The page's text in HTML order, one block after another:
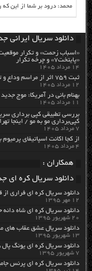
محمد: درود بر شما از این
دانلود سریال ایرانی
«اسباب زحمت» و تکرار
«پایتخت۷» و چرخه تکرار
۱۴ مرداد ۱۴۰۵
ثبت ۷۵۹ اثر از مراسم وداع و تشییع رهبر شهید انقلاب
۱۲ مرداد ۱۴۰۵
بهنام بانی در آمریکا: موج
۱۱ مرداد ۱۴۰۵
بررسی تطبیقی کپی برداری
کپی‌برداری مو به مو / اینجا
۷ مرداد ۱۴۰۵
از کجا اکانت اسپاتیفای پرمیوم بخریم؟ معرفی ۴
۴ مرداد ۱۴۰۵
همکاران :
دانلود سریال کره ای
دانلود سریال کره ای فراری
۱۲ مهر ۱۳۹۵
دانلود سریال کره ای شاه دائه جو جوان ۲۰۰۷ با
۲۰ شهریور ۱۳۹۵
دانلود سریال عشق عقاب های
۱۳ شهریور ۱۳۹۵
دانلود سریال کره ای یونگ پال ۲۰۱۵ با لینک مستقیم
۷ شهریور ۱۳۹۵
دانلود سریال کره ای پرنس جامیونگ گو